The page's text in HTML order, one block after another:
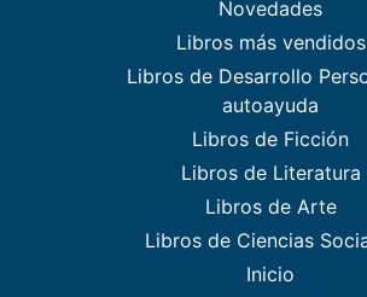
Novedades
Libros más vendidos
Libros de Desarrollo
autoayuda
Libros de Ficción
Libros de Literatura
Libros de Arte
Libros de Ciencias
Inicio